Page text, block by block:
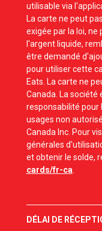
utilisable via
La carte ne peut
exigée par la loi,
l'argent liquide,
être demandé
pour utiliser cette
Eats. La carte ne
Canada. La
responsabilité pour
usages non
Canada Inc. Pour
générales
et obtenir le solde,
cards/fr-ca
DÉLAI DE